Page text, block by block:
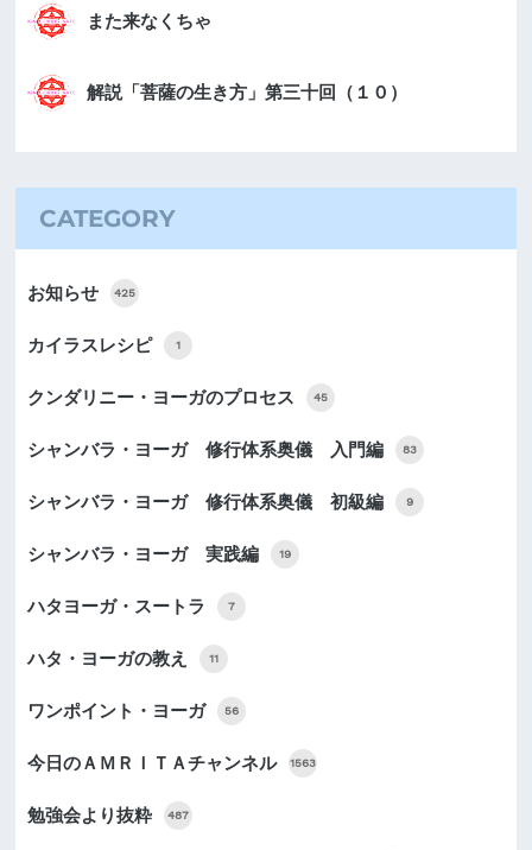
また来なくちゃ
解説「菩薩の生き方」第三十回（１０）
CATEGORY
お知らせ 425
カイラスレシピ 1
クンダリニー・ヨーガのプロセス 45
シャンバラ・ヨーガ 修行体系奥儀 入門編 83
シャンバラ・ヨーガ 修行体系奥儀 初級編 9
シャンバラ・ヨーガ 実践編 19
ハタヨーガ・スートラ 7
ハタ・ヨーガの教え 11
ワンポイント・ヨーガ 56
今日のＡＭＲＩＴＡチャンネル 1563
勉強会より抜粋 487